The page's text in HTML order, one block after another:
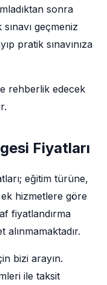
sonra
geçmeniz
pratik sınavınıza
rehberlik edecek
Fiyatları
eğitim türüne,
hizmetlere göre
fiyatlandırma
alınmamaktadır.
bizi arayın.
ile taksit